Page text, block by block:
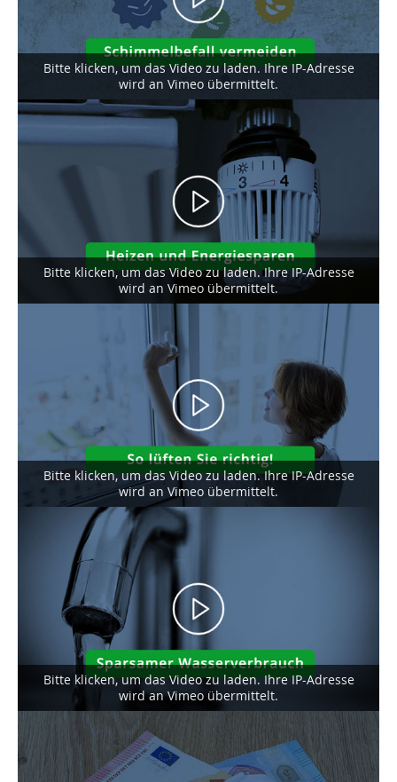
Bitte klicken, um das Video zu laden. Ihre IP-Adresse
wird an Vimeo übermittelt.
Heizen und Energiesparen
Bitte klicken, um das Video zu laden. Ihre IP-Adresse
wird an Vimeo übermittelt.
So lüften Sie richtig!
Bitte klicken, um das Video zu laden. Ihre IP-Adresse
wird an Vimeo übermittelt.
Sparsamer Wasserverbrauch
Bitte klicken, um das Video zu laden. Ihre IP-Adresse
wird an Vimeo übermittelt.
Stromverbrauch senken